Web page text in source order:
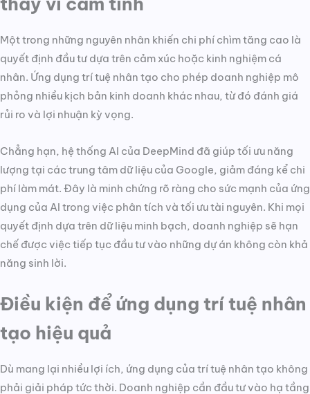
Một trong những nguyên nhân khiến chi phí chìm tăng cao là
quyết định đầu tư dựa trên cảm xúc hoặc kinh nghiệm cá
nhân. Ứng dụng trí tuệ nhân tạo cho phép doanh nghiệp mô
phỏng nhiều kịch bản kinh doanh khác nhau, từ đó đánh giá
rủi ro và lợi nhuận kỳ vọng.
Chẳng hạn, hệ thống AI của DeepMind đã giúp tối ưu năng
lượng tại các trung tâm dữ liệu của Google, giảm đáng kể chi
phí làm mát. Đây là minh chứng rõ ràng cho sức mạnh của ứng
dụng của AI trong việc phân tích và tối ưu tài nguyên. Khi mọi
quyết định dựa trên dữ liệu minh bạch, doanh nghiệp sẽ hạn
chế được việc tiếp tục đầu tư vào những dự án không còn khả
năng sinh lời.
Điều kiện để ứng dụng trí tuệ nhân
tạo hiệu quả
Dù mang lại nhiều lợi ích, ứng dụng của trí tuệ nhân tạo không
phải giải pháp tức thời. Doanh nghiệp cần đầu tư vào hạ tầng